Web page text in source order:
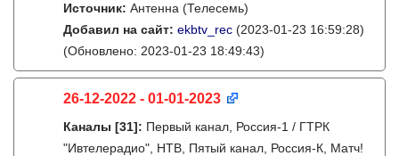
Источник: Антенна (Телесемь)
Добавил на сайт: ekbtv_rec (2023-01-23 16:59:28)
(Обновлено: 2023-01-23 18:49:43)
26-12-2022 - 01-01-2023
Каналы [31]: Первый канал, Россия-1 / ГТРК
"Ивтелерадио", НТВ, Пятый канал, Россия-К, Матч!